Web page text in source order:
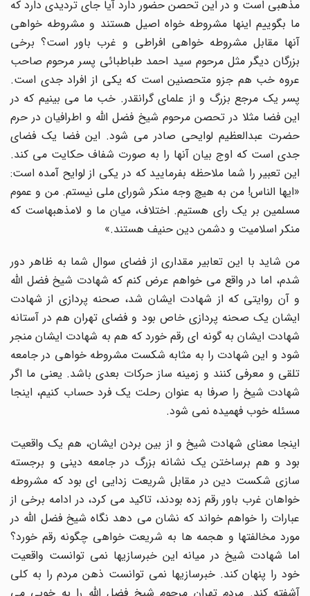
مذهبی است و در این تحصن حضور دارد آیا جای تردیدی دارد که
ما بگوییم اینها مشروطه خواه اصیل هستند و مشروطه خواهی
آنها مقابل مشروطه خواهی افراطی و غرب باور است؟ برخی
بزرگان دیگر مثل مرحوم سید احمد طباطبائی پسر مرحوم صاحب
عروه خب هم جزو متحصنین است که یکی از افراد جدی است.
پسر یک مرجع بزرگ و از علمای گرانقدر. خب ما می بینیم که در
این فضا مثلا در تحصن مرحوم شیخ فضل الله و اطرافیان در حرم
حضرت عبدالعظیم لوایحی صادر می شود. این فضا یک فضای
جدی است که اوج بیان آنها را به صورت شفاف حکایت می کند.
این تعبیر را شما ملاحظه بفرمایید که در یکی از لوایح آمده است:
«ایها الناس! من به هیچ وجه منکر شورای ملی نیستم. من و عموم
مسلمین بر یک رای هستیم. اختلاف، میان ما و لامذهبهاست که
منکر اسلامیت و دشمن دین حنیف هستند.»
من شاید با این تعابیر مقداری از فضای سوال شما به ظاهر دور
شدم، اما در واقع می خواهم عرض کنم که شهادت شیخ فضل الله
و آن روایتی که از شهادت ایشان شد، صحنه پردازی از شهادت
ایشان یک صحنه پردازی خاص بود و فضای تهران هم در آستانه
شهادت ایشان به گونه ای رقم خورد که هم به شهادت ایشان منجر
شود و این شهادت را به مثابه شکست مشروطه خواهی در جامعه
تلقی و معرفی کنند و زمینه ساز حرکات بعدی باشد. یعنی ما اگر
شهادت شیخ را صرفا به عنوان رحلت یک فرد حساب کنیم، اینجا
مسئله خوب فهمیده نمی شود.
اینجا معنای شهادت شیخ و از بین بردن ایشان، هم یک واقعیت
بود و هم برساختن یک نشانه بزرگ در جامعه دینی و برجسته
سازی شکست دین در مقابل شریعت زدایی ای بود که مشروطه
خواهان غرب باور رقم زده بودند، تاکید می کرد، در ادامه برخی از
عبارات را خواهم خواند که نشان می دهد نگاه شیخ فضل الله در
مورد مخالفتها و هجمه ها به شریعت خواهی چگونه رقم خورد؟
اما شهادت شیخ در میانه این خبرسازیها نمی توانست واقعیت
خود را پنهان کند. خبرسازیها نمی توانست ذهن مردم را به کلی